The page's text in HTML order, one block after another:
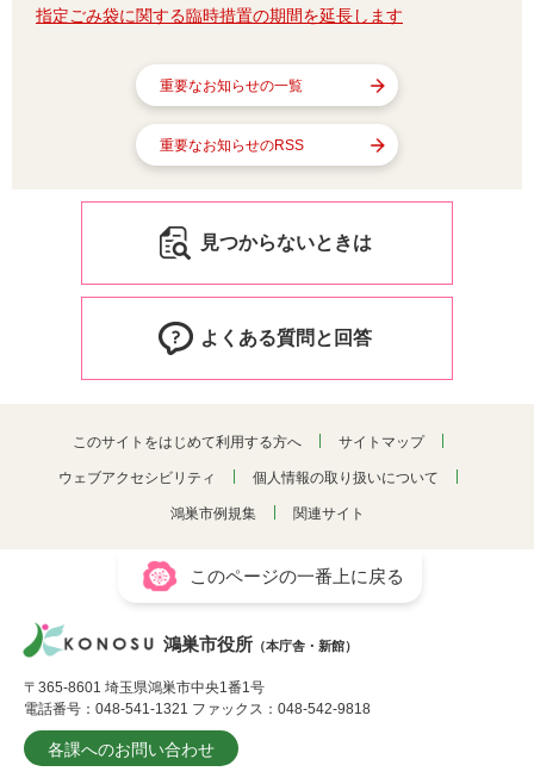
指定ごみ袋に関する臨時措置の期間を延長します
重要なお知らせの一覧
重要なお知らせのRSS
見つからないときは
よくある質問と回答
このサイトをはじめて利用する方へ サイトマップ
ウェブアクセシビリティ 個人情報の取り扱いについて
鴻巣市例規集 関連サイト
このページの一番上に戻る
鴻巣市役所 （本庁舎・新館）
〒365-8601 埼玉県鴻巣市中央1番1号
電話番号：048-541-1321 ファックス：048-542-9818
各課へのお問い合わせ